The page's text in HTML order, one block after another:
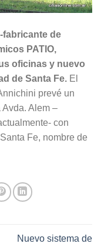
fabricante de
PATIO,
oficinas y nuevo
de Santa Fe. El
prevé un
Alem –
con
Fe, nombre de
Nuevo sistema de